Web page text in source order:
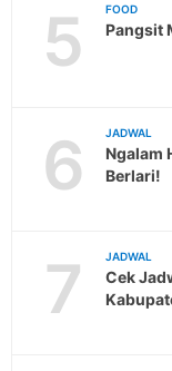
5 FOOD
Pangsit
6 JADWAL
Ngalam
Berlari!
7 JADWAL
Cek